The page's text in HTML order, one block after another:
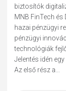
biztosítók
MNB FinTech és
hazai pénzügyi
pénzügyi
technológiák
Jelentés idén
Az első rész a...